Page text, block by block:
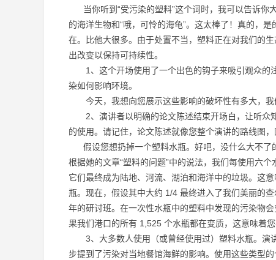
当你听到“受污染的塑料”这个词时，我可以告诉你
的海洋生物和“哦，可怜的海龟”。这太棒了！真的，
在。比他大很多。由于处置不当，塑料正在对我们的
出改变以保持可持续性。
1、这个开场使用了一个出色的钩子来吸引观众的
染如何影响环境。
今天，我想向您展示这些影响的破坏性有多大，
2、演讲者以明确的论文陈述结束开场白，让听众
的使用。请记住，论文陈述就像您整个演讲的路线图
假设您想扔掉一个塑料水瓶。好吧，没什么大不了
根据她的文章“塑料的问题”中的说法，我们每使用六
它们最终成为陆地、河流、湖泊和海洋中的垃圾。这
瓶。现在，假设其中大约 1/4 最终进入了我们美丽的
年的研讨班。在一次性水瓶中的塑料中发现的污染物
果我们港口的所有 1,525 个水瓶都在变质，这意味着
3、大多数人使用（或曾经使用过）塑料水瓶。演
步提到了污染对当地餐馆海鲜的影响。使用这些类型